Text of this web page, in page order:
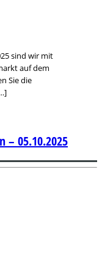
sind wir mit
auf dem
Sie die
– 05.10.2025